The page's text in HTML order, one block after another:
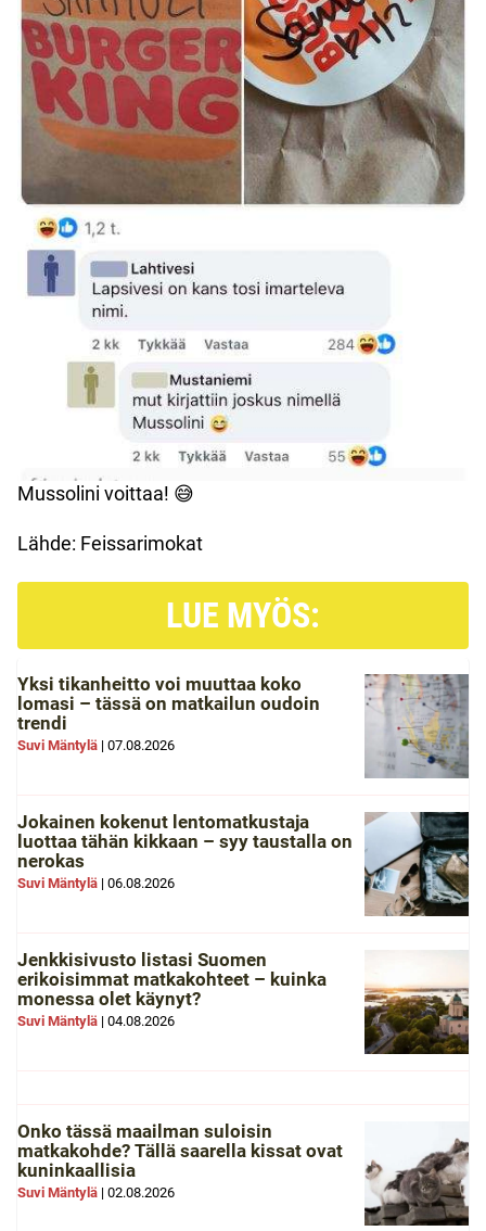
Mussolini voittaa! 😅
Lähde: Feissarimokat
LUE MYÖS:
Yksi tikanheitto voi muuttaa koko
lomasi – tässä on matkailun oudoin
trendi
Suvi Mäntylä | 07.08.2026
Jokainen kokenut lentomatkustaja
luottaa tähän kikkaan – syy taustalla on
nerokas
Suvi Mäntylä | 06.08.2026
Jenkkisivusto listasi Suomen
erikoisimmat matkakohteet – kuinka
monessa olet käynyt?
Suvi Mäntylä | 04.08.2026
Onko tässä maailman suloisin
matkakohde? Tällä saarella kissat ovat
kuninkaallisia
Suvi Mäntylä | 02.08.2026